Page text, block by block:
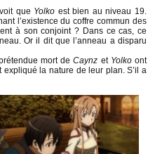
que Yolko est bien au niveau 19.
l’existence du coffre commun des
à son conjoint ? Dans ce cas, ce
Or il dit que l’anneau a disparu
mort deCaynz et Yolkoont
la nature de leur plan. S’il a